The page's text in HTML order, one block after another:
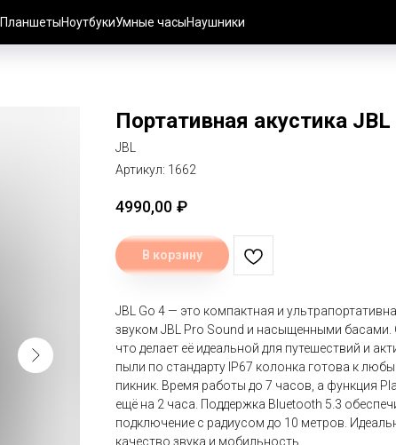
ПланшетыНоутбукиУмные часыНаушники
Портативная акустика
JBL
Артикул: 1662
4990,00 ₽
В корзину
JBL Go 4 — это компактная и
звуком JBL Pro Sound и насыщенными басами.
что делает её идеальной для путешествий и
пыли по стандарту IP67 колонка готова к
пикник. Время работы до 7 часов, а функция
ещё на 2 часа. Поддержка Bluetooth 5.3
подключение с радиусом до 10 метров.
качество звука и мобильность.